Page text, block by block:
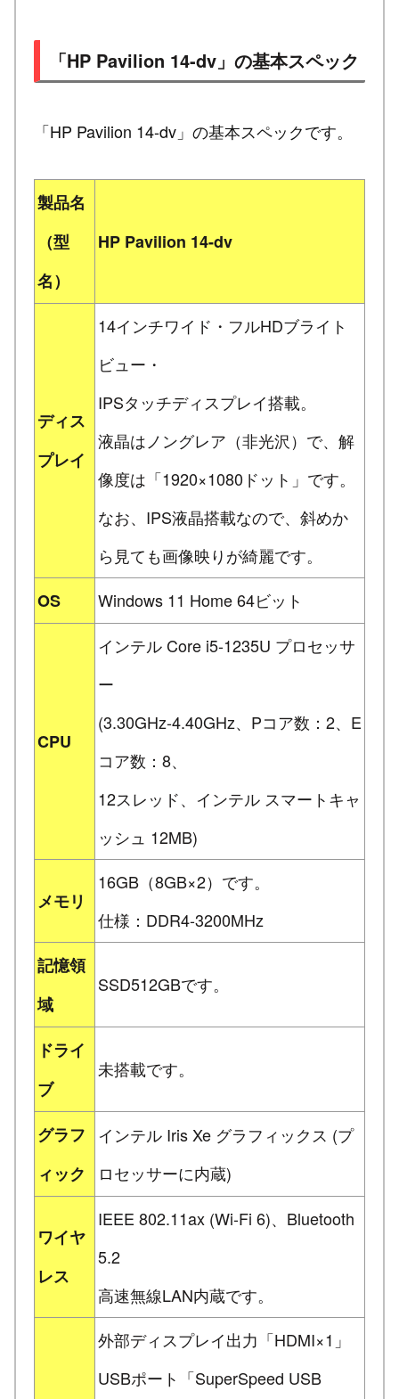
「HP Pavilion 14-dv」の基本スペック
「HP Pavilion 14-dv」の基本スペックです。
製品名
（型
名）
HP Pavilion 14-dv
ディス
プレイ
14インチワイド・フルHDブライト
ビュー・
IPSタッチディスプレイ搭載。
液晶はノングレア（非光沢）で、解
像度は「1920×1080ドット」です。
なお、IPS液晶搭載なので、斜めか
ら見ても画像映りが綺麗です。
OS
Windows 11 Home 64ビット
CPU
インテル Core i5-1235U プロセッサ
ー
(3.30GHz-4.40GHz、Pコア数：2、E
コア数：8、
12スレッド、インテル スマートキャ
ッシュ 12MB)
メモリ
16GB（8GB×2）です。
仕様：DDR4-3200MHz
記憶領
域
SSD512GBです。
ドライ
ブ
未搭載です。
グラフ
ィック
インテル Iris Xe グラフィックス (プ
ロセッサーに内蔵)
ワイヤ
レス
IEEE 802.11ax (Wi-Fi 6)、Bluetooth
5.2
高速無線LAN内蔵です。
外部ディスプレイ出力「HDMI×1」
USBポート「SuperSpeed USB